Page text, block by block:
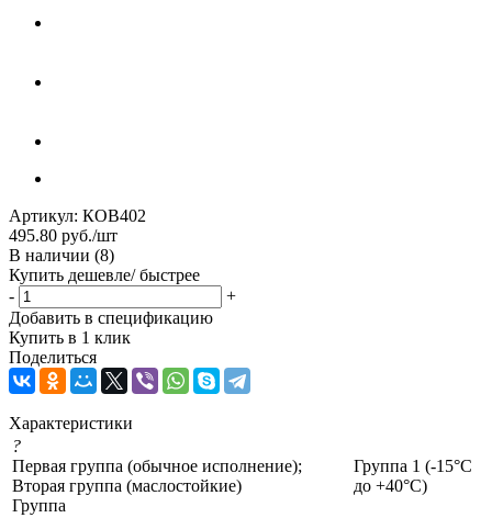
Артикул: КОВ402
495.80 руб./шт
В наличии (8)
Купить дешевле/ быстрее
-
+
Добавить в спецификацию
Купить в 1 клик
Поделиться
Характеристики
?
Первая группа (обычное исполнение);
Вторая группа (маслостойкие)
Группа
Группа 1 (-15°С
до +40°С)